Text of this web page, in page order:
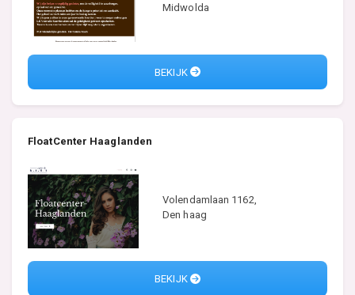
Midwolda
BEKIJK
FloatCenter Haaglanden
Volendamlaan 1162,
Den haag
BEKIJK